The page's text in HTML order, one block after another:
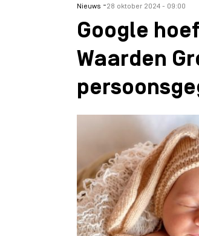
Nieuws -28 oktober 2024 - 09:00
Google
Waarden